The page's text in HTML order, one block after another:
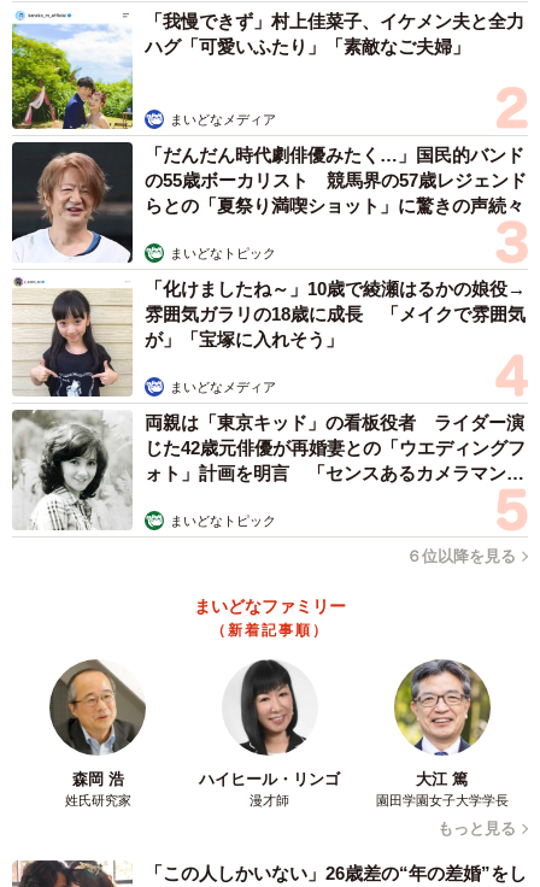
4/14
朝山さんの身体に顔をうずめるコーギー犬。優しくしてくれる人だとわ
かったのかな？（画像提供：山族ライダーズ【☆すずch☆】）
すると、コーギー犬が長時間放置されていることを気にか
けていた買い物客や小学生らが、朝山さんとわんこに次々
と声をかけます。
「まだおったん？」「どこ行ったのよ、お父さんお母さん
（飼い主）は」「捨てられてんのかと思った……」
屋外や車内に「犬」を放置しないで
助けを求めるように自分に擦り寄るコーギーを見て、涙を
浮かべる朝山さん。スーパーの店長さんの通報で現れた警
察官に、朝山さんは「保健所に連れて行くなら、ウチで犬
す」と申し出ます。犬を連れ帰るため、「山族ライダー
「我慢できず」村上佳菜子、イケメン夫と全力
ハグ「可愛いふたり」「素敵なご夫婦」
まいどなメディア
「だんだん時代劇俳優みたく…」国民的バンド
の55歳ボーカリスト 競馬界の57歳レジェンド
らとの「夏祭り満喫ショット」に驚きの声続々
まいどなトピック
「化けましたね～」10歳で綾瀬はるかの娘役→
雰囲気ガラリの18歳に成長 「メイクで雰囲気
が」「宝塚に入れそう」
まいどなメディア
両親は「東京キッド」の看板役者 ライダー演
じた42歳元俳優が再婚妻との「ウエディングフ
ォト」計画を明言 「センスあるカメラマン求
まいどなトピック
６位以降を見る
まいどなファミリー
（新着記事順）
森岡 浩
姓氏研究家
ハイヒール・リンゴ
漫才師
大江 篤
園田学園女子大学学長
もっと見る
「この人しかいない」26歳差の“年の差婚”をし